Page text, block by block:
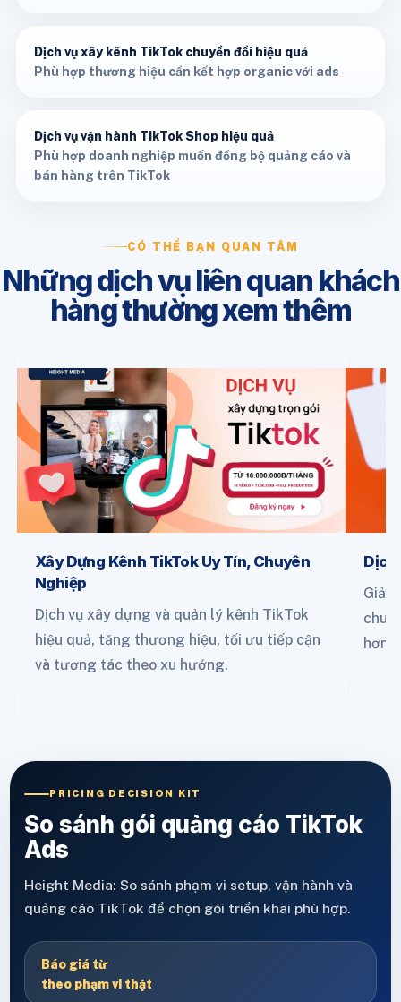
Dịch vụ xây kênh TikTok chuyển đổi hiệu quả
Phù hợp thương hiệu cần kết hợp organic với ads
Dịch vụ vận hành TikTok Shop hiệu quả
Phù hợp doanh nghiệp muốn đồng bộ quảng cáo và
bán hàng trên TikTok
CÓ THỂ BẠN QUAN TÂM
Những dịch vụ liên quan khách
hàng thường xem thêm
Xây Dựng Kênh TikTok Uy Tín, Chuyên
Nghiệp
Dịch vụ xây dựng và quản lý kênh TikTok
hiệu quả, tăng thương hiệu, tối ưu tiếp cận
và tương tác theo xu hướng.
Dịch
Giải
hơn
PRICING DECISION KIT
So sánh gói quảng cáo TikTok
Ads
Height Media: So sánh phạm vi setup, vận hành và
quảng cáo TikTok để chọn gói triển khai phù hợp.
Báo giá từ
theo phạm vi thật